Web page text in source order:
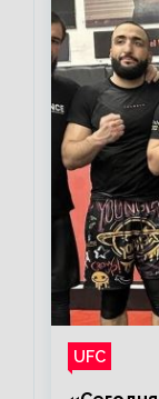
UFC